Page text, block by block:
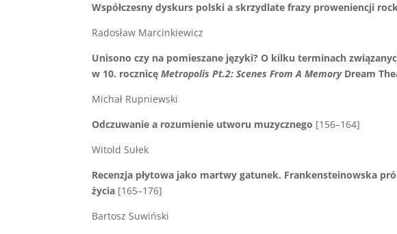
Współczesny dyskurs polski a skrzydlate frazy proweniencji
Radosław Marcinkiewicz
Unisono czy na pomieszane języki? O kilku terminach
w 10. rocznicęMetropolis Pt.2: Scenes From A Memory Dream
Michał Rupniewski
Odczuwanie a rozumienie utworu muzycznego [156–164]
Witold Sułek
Recenzja płytowa jako martwy gatunek. Frankensteinowska
życia [165–176]
Bartosz Suwiński